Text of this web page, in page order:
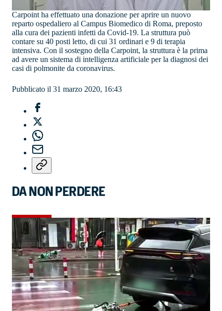
Carpoint ha effettuato una donazione per aprire un nuovo
reparto ospedaliero al Campus Biomedico di Roma, preposto
alla cura dei pazienti infetti da Covid-19. La struttura può
contare su 40 posti letto, di cui 31 ordinari e 9 di terapia
intensiva. Con il sostegno della Carpoint, la struttura è la prima
ad avere un sistema di intelligenza artificiale per la diagnosi dei
casi di polmonite da coronavirus.
Pubblicato il 31 marzo 2020, 16:43
DA NON PERDERE